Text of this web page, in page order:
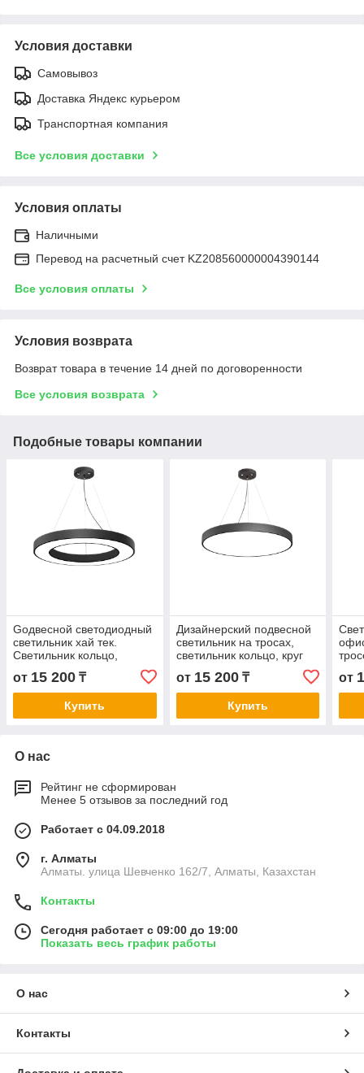
Условия доставки
Самовывоз
Доставка Яндекс курьером
Транспортная компания
Все условия доставки
Условия оплаты
Наличными
Перевод на расчетный счет KZ208560000004390144
Все условия оплаты
Условия возврата
Возврат товара в течение 14 дней по договоренности
Все условия возврата
Подобные товары компании
Gодвесной светодиодный
светильник хай тек.
Светильник кольцо,
светильник круг FH603R-
56W-BK-4000K
от 15 200 ₸
Купить
Дизайнерский подвесной
светильник на тросах,
светильник кольцо, круг
FH601R-54W-BK-6500K
от 15 200₸
Купить
от
О нас
Рейтинг не сформирован
Менее 5 отзывов за последний год
Работает с 04.09.2018
г. Алматы
Алматы. улица Шевченко 162/7, Алматы, Казахстан
Контакты
Сегодня работает с 09:00 до 19:00
Показать весь график работы
О нас
Контакты